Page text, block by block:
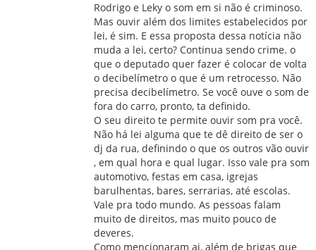
Rodrigo e Leky o som em si não é criminoso.
Mas ouvir além dos limites estabelecidos por
lei, é sim. E essa proposta dessa notícia não
muda a lei, certo? Continua sendo crime. o
que o deputado quer fazer é colocar de volta
o decibelímetro o que é um retrocesso. Não
precisa decibelímetro. Se você ouve o som de
fora do carro, pronto, ta definido.
O seu direito te permite ouvir som pra você.
Não há lei alguma que te dê direito de ser o
dj da rua, definindo o que os outros vão ouvir
, em qual hora e qual lugar. Isso vale pra som
automotivo, festas em casa, igrejas
barulhentas, bares, serrarias, até escolas.
Vale pra todo mundo. As pessoas falam
muito de direitos, mas muito pouco de
deveres.
Como mencionaram ai, além de brigas que